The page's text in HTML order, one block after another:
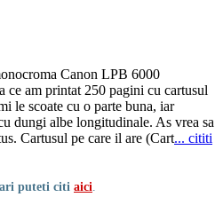
Canon LPB 6000
ce am printat 250 pagini cu cartusul
le scoate cu o parte buna, iar
dungi albe longitudinale. As vrea sa
Cartusul pe care il are (Cart... cititi
puteti citi aici.